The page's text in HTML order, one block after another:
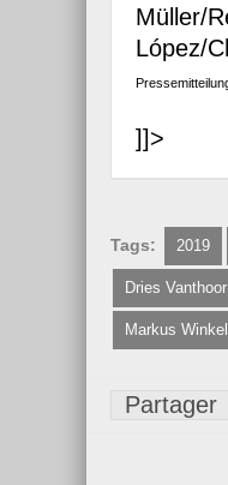
Müller/
López/
]]>
Tags: 2019
Dries Vanthoor
Markus
Partager